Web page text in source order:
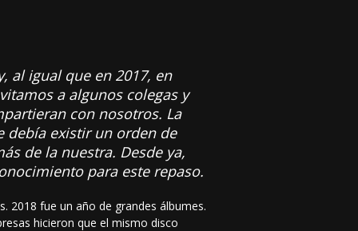
al igual que en 2017, en
a algunos colegas y
con nosotros. La
debía existir un orden de
de la nuestra. Desde ya,
para este repaso.
2018 fue un año de grandes álbumes.
hicieron que el mismo disco